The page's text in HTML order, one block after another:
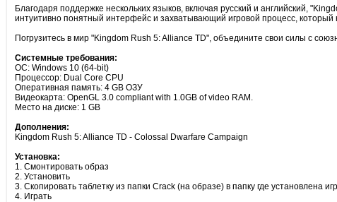
Благодаря поддержке нескольких языков, включая русский и английский,
интуитивно понятный интерфейс и захватывающий игровой процесс,
Погрузитесь в мир "Kingdom Rush 5: Alliance TD", объедините свои силы с
Системные требования:
ОС: Windows 10 (64-bit)
Процессор: Dual Core CPU
Оперативная память: 4 GB ОЗУ
Видеокарта: OpenGL 3.0 compliant with 1.0GB of video RAM.
Место на диске: 1 GB
Дополнения:
Kingdom Rush 5: Alliance TD - Colossal Dwarfare Campaign
Установка:
1. Смонтировать образ
2. Установить
3. Скопировать таблетку из папки Crack (на образе) в папку где установлена
4. Играть